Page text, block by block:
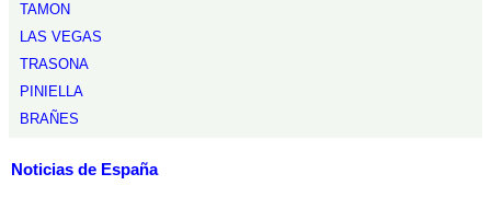
TAMON
LAS VEGAS
TRASONA
PINIELLA
BRAÑES
Noticias de España